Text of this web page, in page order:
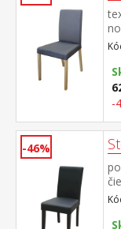
-
-46%